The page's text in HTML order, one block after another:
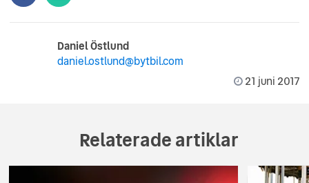
Daniel Östlund
daniel.ostlund@bytbil.com
21 juni 2017
Relaterade artiklar